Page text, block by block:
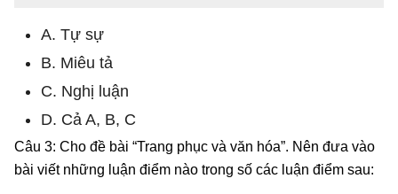
A. Tự sự
B. Miêu tả
C. Nghị luận
D. Cả A, B, C
Câu 3: Cho đề bài “Trang phục và văn hóa”. Nên đưa vào
bài viết những luận điểm nào trong số các luận điểm sau: